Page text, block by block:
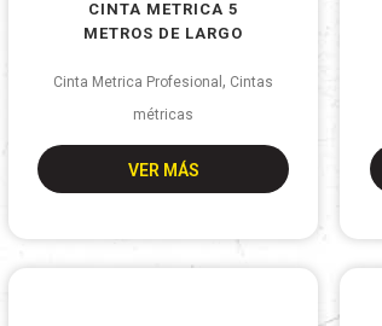
CINTA METRICA 5
METROS DE LARGO
Cinta Metrica Profesional, Cintas
métricas
VER MÁS